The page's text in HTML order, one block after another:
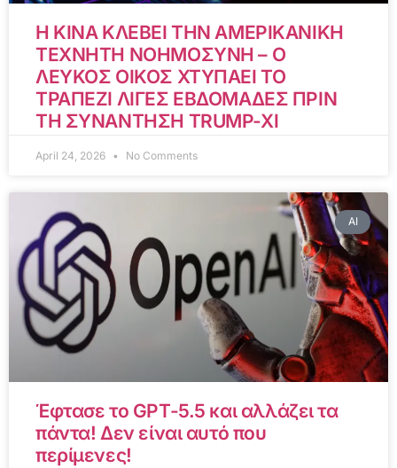
Η ΚΙΝΑ ΚΛΕΒΕΙ ΤΗΝ ΑΜΕΡΙΚΑΝΙΚΗ
ΤΕΧΝΗΤΗ ΝΟΗΜΟΣΥΝΗ – Ο
ΛΕΥΚΟΣ ΟΙΚΟΣ ΧΤΥΠΑΕΙ ΤΟ
ΤΡΑΠΕΖΙ ΛΙΓΕΣ ΕΒΔΟΜΑΔΕΣ ΠΡΙΝ
ΤΗ ΣΥΝΑΝΤΗΣΗ TRUMP-XI
April 24, 2026 No Comments
AI
Έφτασε το GPT-5.5 και αλλάζει τα
πάντα! Δεν είναι αυτό που
περίμενες!